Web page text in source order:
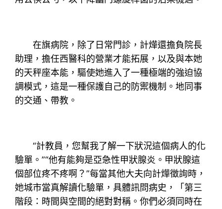
在旗病院，除了日常門診，計燁還擔負院長
助理，擔任西醫科的營業才能拓展，以及與本她
的天秤座本能，驅使她進入了一種極端的強迫協
調模式，這是一種保護自己的防禦機制。地同事
的交通、帶教。
“計教員，您幫我了解一下狀況這個病人的化
驗單。”“他有能夠是亞急性甲狀腺炎。甲狀腺這
個部位疼不疼啊？”每當其他大夫向計燁徵詢時，
她城市當真解讀化驗單，具體訊問病史，「第三
階段：時間與空間的絕對對稱。你們必須同時在